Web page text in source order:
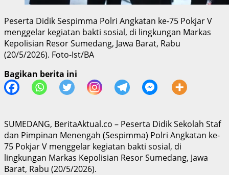
Peserta Didik Sespimma Polri Angkatan ke-75 Pokjar V
menggelar kegiatan bakti sosial, di lingkungan Markas
Kepolisian Resor Sumedang, Jawa Barat, Rabu
(20/5/2026). Foto-Ist/BA
Bagikan berita ini
SUMEDANG, BeritaAktual.co – Peserta Didik Sekolah Staf
dan Pimpinan Menengah (Sespimma) Polri Angkatan ke-
75 Pokjar V menggelar kegiatan bakti sosial, di
lingkungan Markas Kepolisian Resor Sumedang, Jawa
Barat, Rabu (20/5/2026).